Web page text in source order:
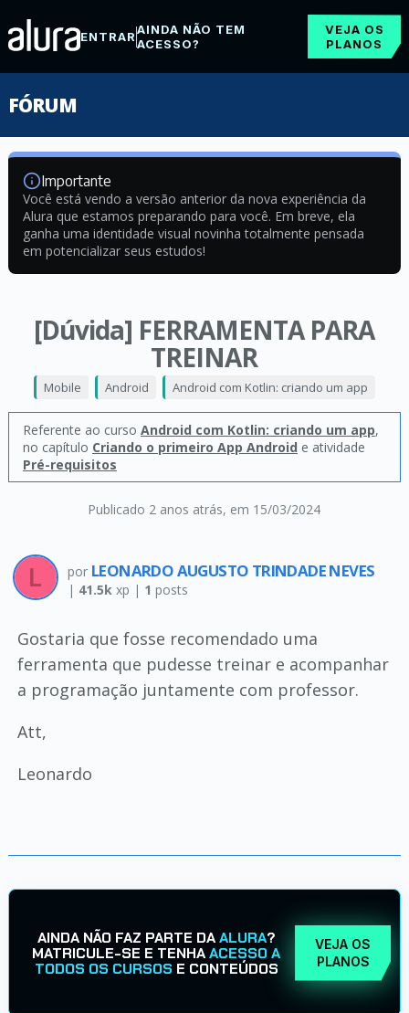
ENTRARAINDA NÃO TEM
ACESSO?
VEJA OS
PLANOS
FÓRUM
Importante
Você está vendo a versão anterior da nova experiência da
Alura que estamos preparando para você. Em breve, ela
ganha uma identidade visual novinha totalmente pensada
em potencializar seus estudos!
[Dúvida] FERRAMENTA PARA
TREINAR
Publicado 2 anos atrás, em 15/03/2024
Mobile Android Android com Kotlin: criando um app
Referente ao curso Android com Kotlin: criando um app,
no capítulo Criando o primeiro App Android e atividade
Pré-requisitos
por LEONARDO AUGUSTO TRINDADE NEVES
| 41.5kxp | 1 posts
Gostaria que fosse recomendado uma
ferramenta que pudesse treinar e acompanhar
a programação juntamente com professor.
Att,
Leonardo
AINDA NÃO FAZ PARTE DAALURA?
MATRICULE-SE E TENHAACESSO A
TODOS OS CURSOS E CONTEÚDOS
VEJA OS
PLANOS